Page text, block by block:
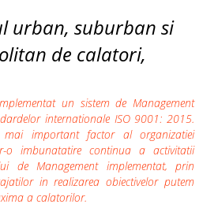
urban, suburban si
de calatori,
un sistem de Management
internationale ISO 9001: 2015.
mai important factor al organizatiei
imbunatatire continua a activitatii
de Management implementat, prin
in realizarea obiectivelor putem
a calatorilor.